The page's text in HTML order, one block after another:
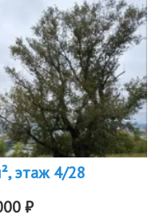
этаж 4/28
₽